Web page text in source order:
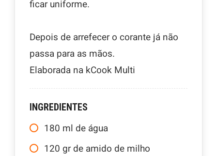
ficar uniforme.
Depois de arrefecer o corante já não
passa para as mãos.
Elaborada na kCook Multi
INGREDIENTES
180 ml de água
120 gr de amido de milho